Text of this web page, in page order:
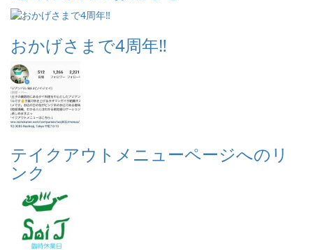
おかげさまで4周年‼️
テイクアウトメニューページへのリ
ンク